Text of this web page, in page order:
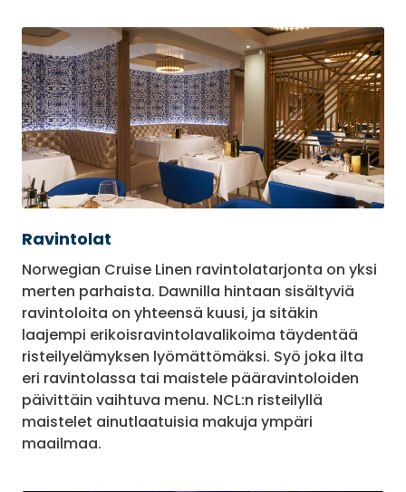
Ravintolat
Norwegian Cruise Linen ravintolatarjonta on yksi
merten parhaista. Dawnilla hintaan sisältyviä
ravintoloita on yhteensä kuusi, ja sitäkin
laajempi erikoisravintolavalikoima täydentää
risteilyelämyksen lyömättömäksi. Syö joka ilta
eri ravintolassa tai maistele pääravintoloiden
päivittäin vaihtuva menu. NCL:n risteilyllä
maistelet ainutlaatuisia makuja ympäri
maailmaa.